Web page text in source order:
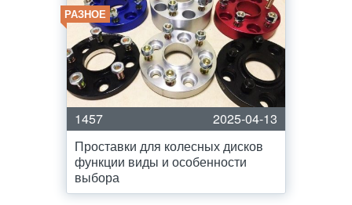
РАЗНОЕ
1457
2025-04-13
Проставки для колесных дисков
функции виды и особенности
выбора